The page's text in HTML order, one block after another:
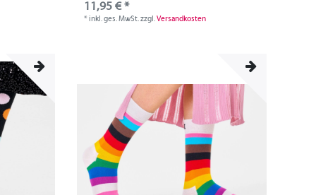
11,95 € *
*inkl. ges. MwSt.zzgl.Versandkosten